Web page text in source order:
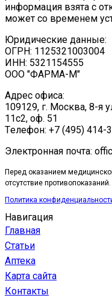
информация взята с
может со временем
Юридические данные:
ОГРН: 1125321003004
ИНН: 5321154555
ООО "ФАРМА-М"
Адрес офиса:
109129, г. Москва, ​8-я
11с2, оф. 51
Tелефон: +7 (495) 414-
Электронная почта:
Перед оказанием
отсутствие противопоказаний.
Политика
Навигация
Главная
Статьи
Аптека
Карта сайта
Контакты